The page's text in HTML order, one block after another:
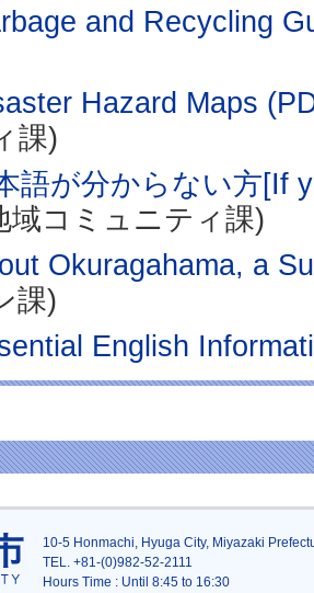
and Recycling
Hazard Maps
課)
語が分からない方[If
域コミュニティ課)
Okuragahama, a
課)
English
10-5 Honmachi, Hyuga City, Miyazaki
TEL. +81-(0)982-52-2111
Hours Time : Until 8:45 to 16:30